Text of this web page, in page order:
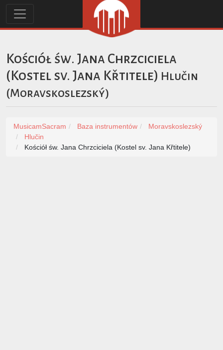
Kościół św. Jana Chrzciciela
(Kostel sv. Jana Křtitele) Hlučin
(Moravskoslezský)
MusicamSacram Baza instrumentów
Moravskoslezský
Hlučin
Kościół św. Jana Chrzciciela (Kostel sv. Jana Křtitele)